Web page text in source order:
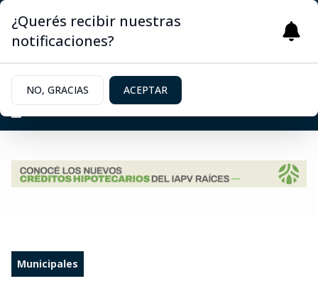
Municipales
¿Querés recibir nuestras
notificaciones?
NO, GRACIAS ACEPTAR